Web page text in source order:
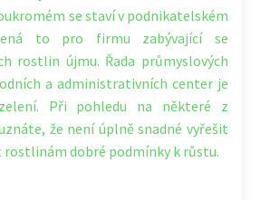
se staví v podnikatelském
to pro firmu zabývající se
rostlin újmu. Řada průmyslových
a administrativních center je
Při pohledu na některé z
že není úplně snadné vyřešit
dobré podmínky k růstu.